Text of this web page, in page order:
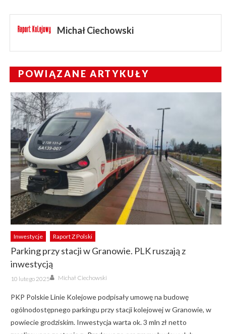
Michał Ciechowski
POWIĄZANE ARTYKUŁY
Inwestycje Raport Z Polski
Parking przy stacji w Granowie. PLK ruszają z
inwestycją
Posted
on
10 lutego 2025 Author
Michał Ciechowski
PKP Polskie Linie Kolejowe podpisały umowę na budowę
ogólnodostępnego parkingu przy stacji kolejowej w Granowie, w
powiecie grodziskim. Inwestycja warta ok. 3 mln zł netto